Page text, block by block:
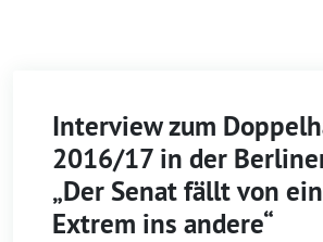
Interview zum
2016/17 in der
„Der Senat fällt von
Extrem ins andere“